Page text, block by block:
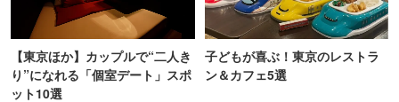
【東京ほか】カップルで“二人き
り”になれる「個室デート」スポ
ット10選
子どもが喜ぶ！東京のレストラ
ン＆カフェ5選